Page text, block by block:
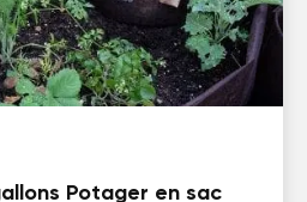
Potager en sac